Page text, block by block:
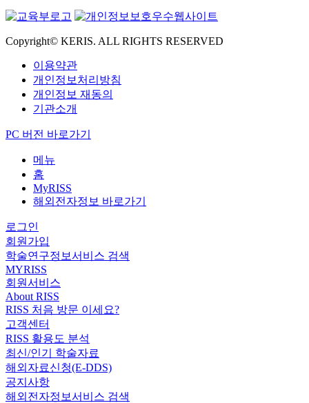
Copyright© KERIS. ALL RIGHTS RESERVED
이용약관
개인정보처리방침
개인정보 재동의
기관소개
PC 버전 바로가기
메뉴
홈
MyRISS
해외전자정보 바로가기
로그인
회원가입
학술연구정보서비스 검색
MYRISS
회원서비스
About RISS
RISS 처음 방문 이세요?
고객센터
RISS 활용도 분석
최신/인기 학술자료
해외자료신청(E-DDS)
공지사항
해외전자정보서비스 검색